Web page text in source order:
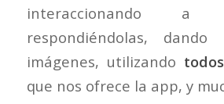
interaccionando
respondiéndolas, dando
imágenes, utilizando
que nos ofrece la app, y